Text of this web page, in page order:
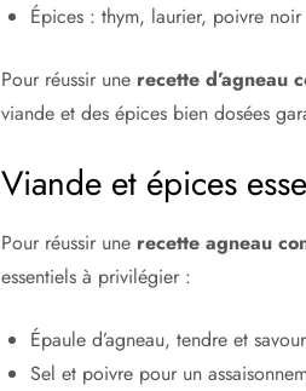
Épices : thym, laurier, poivre noir
Pour réussir une recette d’agneau
viande et des épices bien dosées
Viande et épices
Pour réussir une recette agneau
essentiels à privilégier :
Épaule d’agneau, tendre et
Sel et poivre pour un